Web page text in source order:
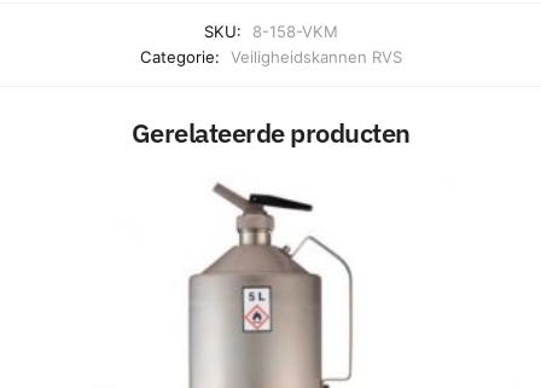
SKU:
8-158-VKM
Categorie:
Veiligheidskannen RVS
Gerelateerde producten